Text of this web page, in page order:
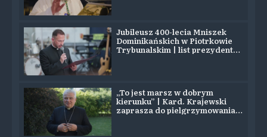
Jubileusz 400-lecia Mniszek
Dominikańskich w Piotrkowie
Trybunalskim | list prezydenta
„To jest marsz w dobrym
kierunku” | Kard. Krajewski
zaprasza do pielgrzymowania